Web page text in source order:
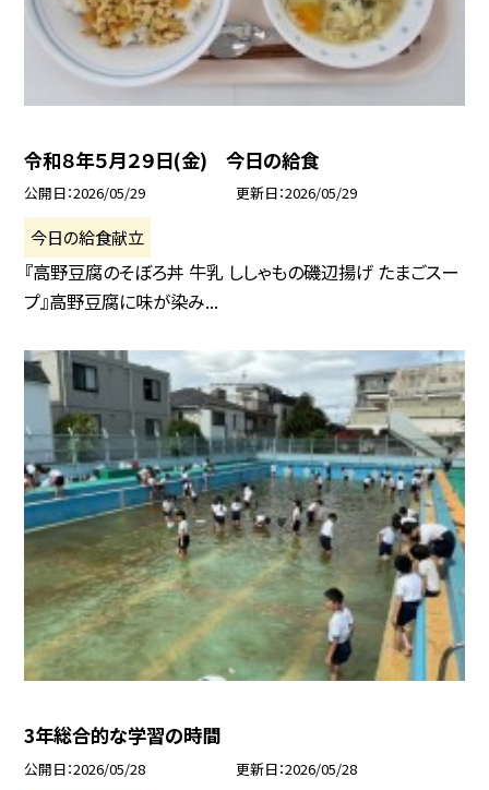
令和８年５月２９日(金) 今日の給食
公開日 2026/05/29 更新日 2026/05/29
今日の給食献立
『高野豆腐のそぼろ丼 牛乳 ししゃもの磯辺揚げ たまごスー
プ』高野豆腐に味が染み...
3年総合的な学習の時間
公開日 2026/05/28 更新日 2026/05/28